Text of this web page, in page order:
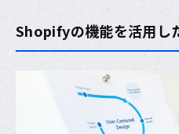
Shopifyの機能を活用し